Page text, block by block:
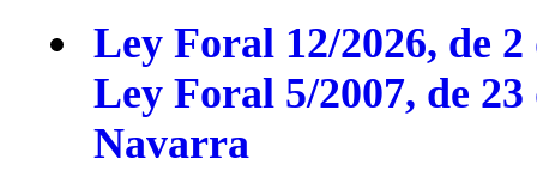
Ley Foral 12/2026, de
Ley Foral 5/2007, de
Navarra